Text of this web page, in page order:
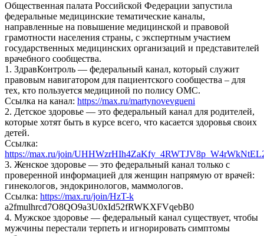
Общественная палата Российской Федерации запустила
федеральные медицинские тематические каналы,
направленные на повышение медицинской и правовой
грамотности населения страны, с экспертным участием
государственных медицинских организаций и представителей
врачебного сообщества.
1. ЗдравКонтроль — федеральный канал, который служит
правовым навигатором для пациентского сообщества – для
тех, кто пользуется медициной по полису ОМС.
Ссылка на канал: https://max.ru/martynovevgueni
2. Детское здоровье — это федеральный канал для родителей,
которые хотят быть в курсе всего, что касается здоровья своих
детей.
Ссылка:
https://max.ru/join/
3. Женское здоровье — это федеральный канал только с
проверенной информацией для женщин напрямую от врачей:
гинекологов, эндокринологов, маммологов.
Ссылка: https://max.ru/join/HzT-k
a2fmulhrcd7O8QO9a3U0xId52fRWKXFVqebB0
4. Мужское здоровье — федеральный канал существует, чтобы
мужчины перестали терпеть и игнорировать симптомы